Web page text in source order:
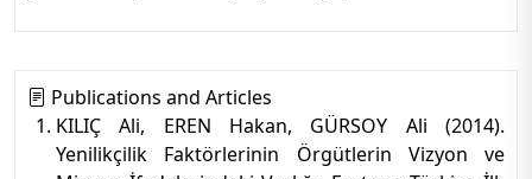
Publications and Articles
KILIÇ Ali, EREN Hakan, GÜRSOY Ali (2014).
Yenilikçilik Faktörlerinin Örgütlerin Vizyon ve